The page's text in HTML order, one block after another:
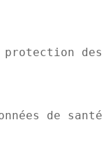
des
de santé